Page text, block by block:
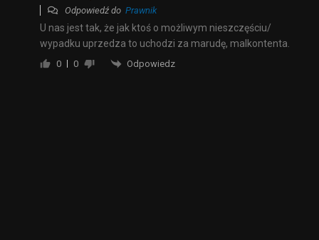
Odpowiedź do Prawnik
U nas jest tak, że jak ktoś o możliwym nieszczęściu/
wypadku uprzedza to uchodzi za marudę, malkontenta.
0 0 Odpowiedz